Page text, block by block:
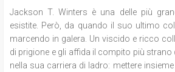
Jackson T. Winters è una delle più
esistite. Però, da quando il suo ultimo
marcendo in galera. Un viscido e ricco
di prigione e gli affida il compito più
nella sua carriera di ladro: mettere